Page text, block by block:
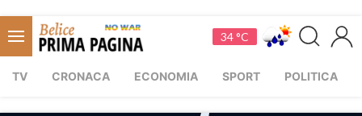
34 °C
TV CRONACA ECONOMIA SPORT POLITICA